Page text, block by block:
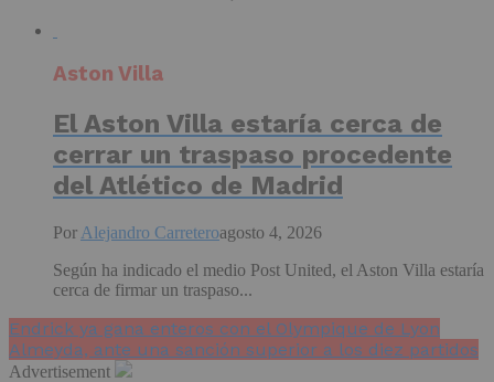
Aston Villa
El Aston Villa estaría cerca de
cerrar un traspaso procedente
del Atlético de Madrid
Por Alejandro Carreteroagosto 4, 2026
Según ha indicado el medio Post United, el Aston Villa estaría
cerca de firmar un traspaso...
Endrick ya gana enteros con el Olympique de Lyon
Almeyda, ante una sanción superior a los diez partidos
Advertisement